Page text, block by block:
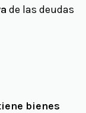
de las deudas
bienes